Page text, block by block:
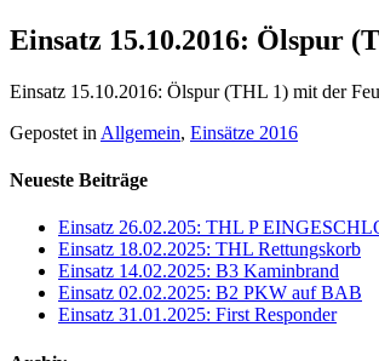
Einsatz 15.10.2016: Ölspur
Einsatz 15.10.2016: Ölspur (THL 1) mit der
Gepostet in Allgemein, Einsätze 2016
Neueste Beiträge
Einsatz 26.02.205: THL P
Einsatz 18.02.2025: THL Rettungskorb
Einsatz 14.02.2025: B3 Kaminbrand
Einsatz 02.02.2025: B2 PKW auf BAB
Einsatz 31.01.2025: First Responder